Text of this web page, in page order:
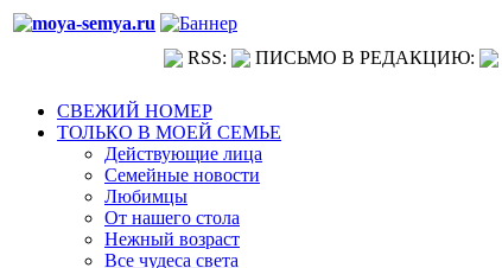
RSS: ПИСЬМО В РЕДАКЦИЮ:
СВЕЖИЙ НОМЕР
ТОЛЬКО В МОЕЙ СЕМЬЕ
Действующие лица
Семейные новости
Любимцы
От нашего стола
Нежный возраст
Все чудеса света